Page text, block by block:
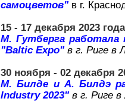
самоцветов" в г.
15 - 17 декабря 2023 года
М. Гутберга работала
"Baltic Expo" в г. Риге в
30 ноября - 02 декабря
М. Билде и А. Билдэ
Industry 2023" в г. Риге